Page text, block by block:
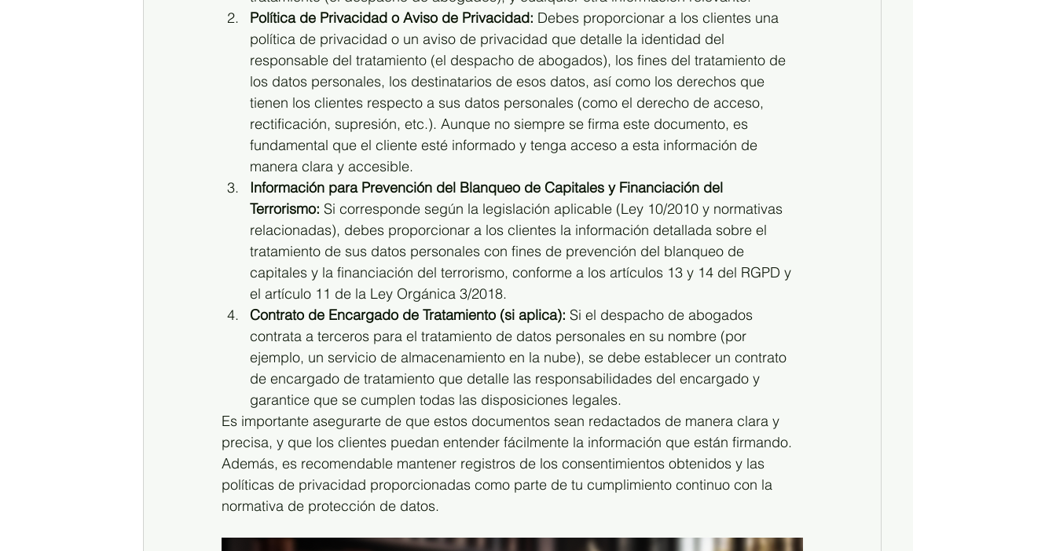
Política de Privacidad o Aviso de Privacidad: Debes proporcionar a los clientes una
política de privacidad o un aviso de privacidad que detalle la identidad del
responsable del tratamiento (el despacho de abogados), los fines del tratamiento de
los datos personales, los destinatarios de esos datos, así como los derechos que
tienen los clientes respecto a sus datos personales (como el derecho de acceso,
rectificación, supresión, etc.). Aunque no siempre se firma este documento, es
fundamental que el cliente esté informado y tenga acceso a esta información de
manera clara y accesible.
Información para Prevención del Blanqueo de Capitales y Financiación del
Terrorismo: Si corresponde según la legislación aplicable (Ley 10/2010 y normativas
relacionadas), debes proporcionar a los clientes la información detallada sobre el
tratamiento de sus datos personales con fines de prevención del blanqueo de
capitales y la financiación del terrorismo, conforme a los artículos 13 y 14 del RGPD y
el artículo 11 de la Ley Orgánica 3/2018.
Contrato de Encargado de Tratamiento (si aplica): Si el despacho de abogados
contrata a terceros para el tratamiento de datos personales en su nombre (por
ejemplo, un servicio de almacenamiento en la nube), se debe establecer un contrato
de encargado de tratamiento que detalle las responsabilidades del encargado y
garantice que se cumplen todas las disposiciones legales.
Es importante asegurarte de que estos documentos sean redactados de manera clara y
precisa, y que los clientes puedan entender fácilmente la información que están firmando.
Además, es recomendable mantener registros de los consentimientos obtenidos y las
políticas de privacidad proporcionadas como parte de tu cumplimiento continuo con la
normativa de protección de datos.